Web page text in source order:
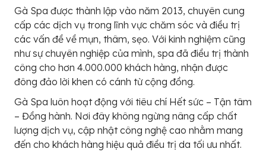
Gà Spa được thành lập vào năm 2013, chuyên cung
cấp các dịch vụ trong lĩnh vực chăm sóc và điều trị
các vấn đề về mụn, thâm, sẹo. Với kinh nghiệm cũng
như sự chuyên nghiệp của mình, spa đã điều trị thành
công cho hơn 4.000.000 khách hàng, nhận được
đông đảo lời khen có cánh từ cộng đồng.
Gà Spa luôn hoạt động với tiêu chí Hết sức – Tận tâm
– Đồng hành. Nơi đây không ngừng nâng cấp chất
lượng dịch vụ, cập nhật công nghệ cao nhằm mang
đến cho khách hàng hiệu quả điều trị da tối ưu nhất.